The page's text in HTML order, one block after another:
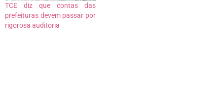
TCE diz que contas das
prefeituras devem passar por
rigorosa auditoria